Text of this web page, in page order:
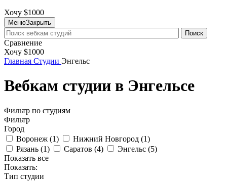
Хочу $1000
МенюЗакрыть
Поиск
Сравнение
Хочу $1000
Главная Студии Энгельс
Вебкам студии в Энгельсе
Фильтр по студиям
Фильтр
Город
Воронеж (1) Нижний Новгород (1)
Рязань (1) Саратов (4) Энгельс (5)
Показать все
Показать:
Тип студии